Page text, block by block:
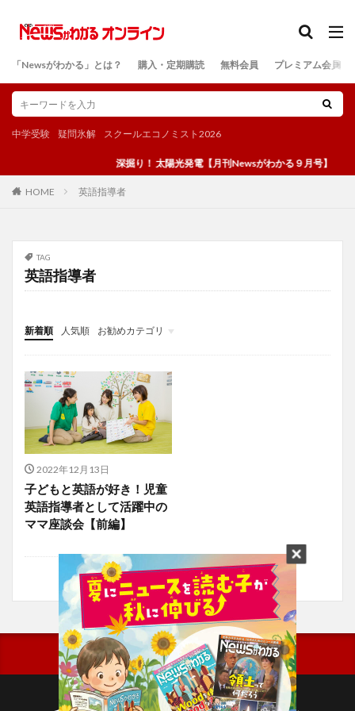
「Newsがわかる」とは？ 購入・定期購読 無料会員 プレミアム会員
中学受験 疑問氷解 スクールエコノミスト2026
深掘り！ 太陽光発電【月刊Newsがわかる９月号】
HOME 英語指導者
TAG
英語指導者
新着順 人気順
お勧めカテゴリ
投稿
学び
マンガ
電子書籍
2022年12月13日
子どもと英語が好き！児童
英語指導者として活躍中の
ママ座談会【前編】
検索